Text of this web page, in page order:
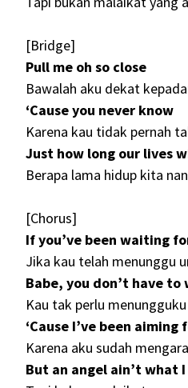
[Bridge]
Pull me oh so close
Bawalah aku dekat
‘Cause you never know
Karena kau tidak pernah
Just how long our lives
Berapa lama hidup kita
[Chorus]
If you’ve been waiting
Jika kau telah menunggu
Babe, you don’t have to
Kau tak perlu
‘Cause I’ve been
Karena aku sudah
But an angel ain’t what